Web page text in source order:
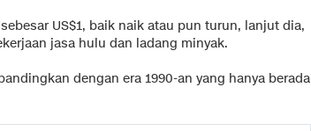
US$1, baik naik atau pun turun, lanjut dia,
jasa hulu dan ladang minyak.
dengan era 1990-an yang hanya berada